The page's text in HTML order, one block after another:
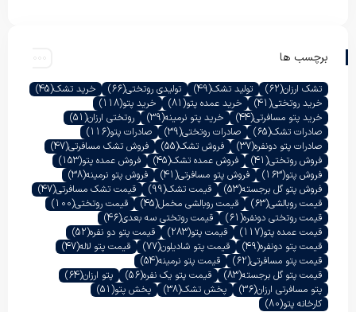
برچسب ها
تشک ارزان(62) تولید تشک(49) تولیدی روتختی(66) خرید تشک(45)
خرید روتختی(41) خرید عمده پتو(81) خرید پتو(118)
خرید پتو مسافرتی(44) خرید پتو نرمینه(39) روتختی ارزان(51)
صادرات تشک(65) صادرات روتختی(39) صادرات پتو(116)
صادرات پتو دونفره(37) فروش تشک(55) فروش تشک مسافرتی(47)
فروش روتختی(41) فروش عمده تشک(45) فروش عمده پتو(153)
فروش پتو(163) فروش پتو مسافرتی(41) فروش پتو نرمینه(38)
فروش پتو گل برجسته(53) قیمت تشک(99) قیمت تشک مسافرتی(47)
قیمت روبالشی(63) قیمت روبالشی مخمل(45) قیمت روتختی(100)
قیمت روتختی دونفره(61) قیمت روتختی سه بعدی(46)
قیمت عمده پتو(117) قیمت پتو(283) قیمت پتو دو نفره(52)
قیمت پتو دونفره(49) قیمت پتو شادیلون(77) قیمت پتو لاله(47)
قیمت پتو مسافرتی(62) قیمت پتو نرمینه(54)
قیمت پتو گل برجسته(83) قیمت پتو یک نفره(56) پتو ارزان(64)
پتو مسافرتی ارزان(36) پخش تشک(38) پخش پتو(51)
کارخانه پتو(80)